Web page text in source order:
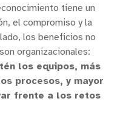
tiene un
el compromiso y la
los beneficios no
organizacionales:
los equipos, más
procesos, y mayor
frente a los retos